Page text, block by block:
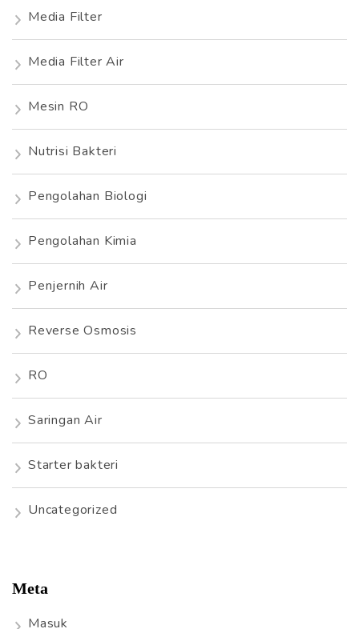
Media Filter
Media Filter Air
Mesin RO
Nutrisi Bakteri
Pengolahan Biologi
Pengolahan Kimia
Penjernih Air
Reverse Osmosis
RO
Saringan Air
Starter bakteri
Uncategorized
Meta
Masuk